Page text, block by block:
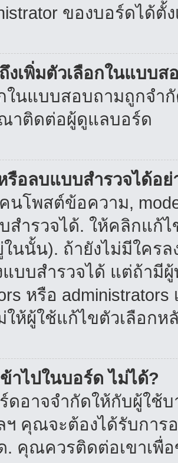
ของบอร์ดได้ตั้ง
งเพิ่มตัวเลือกในแบบส
ในแบบสอบถามถูกจำ
าติดต่อผู้ดูแลบอร์ด
รือลบแบบสำรวจได้อย่
นโพสต์ข้อความ,
สำรวจได้. ให้คลิกแก้
ในนั้น). ถ้ายังไม่มีใค
แบบสำรวจได้ แต่ถ้ามี
หรือ
ให้ผู้ใช้แก้ไขตัวเลือกห
าไปในบอร์ด ไม่ได้?
ดอาจจำกัดให้กับผู้ใช้บ
ฯ คุณจะต้องได้รับการ
. คุณควรติดต่อเขาเพื่